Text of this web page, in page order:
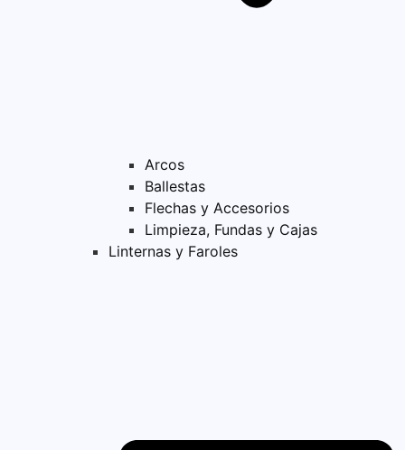
Arcos
Ballestas
Flechas y Accesorios
Limpieza, Fundas y Cajas
Linternas y Faroles